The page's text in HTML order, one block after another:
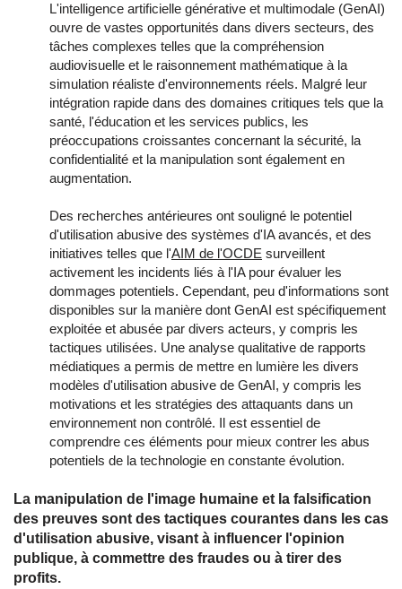
L'intelligence artificielle générative et multimodale (GenAI)
ouvre de vastes opportunités dans divers secteurs, des
tâches complexes telles que la compréhension
audiovisuelle et le raisonnement mathématique à la
simulation réaliste d'environnements réels. Malgré leur
intégration rapide dans des domaines critiques tels que la
santé, l'éducation et les services publics, les
préoccupations croissantes concernant la sécurité, la
confidentialité et la manipulation sont également en
augmentation.
Des recherches antérieures ont souligné le potentiel
d'utilisation abusive des systèmes d'IA avancés, et des
initiatives telles que l'AIM de l'OCDE surveillent
activement les incidents liés à l'IA pour évaluer les
dommages potentiels. Cependant, peu d'informations sont
disponibles sur la manière dont GenAI est spécifiquement
exploitée et abusée par divers acteurs, y compris les
tactiques utilisées. Une analyse qualitative de rapports
médiatiques a permis de mettre en lumière les divers
modèles d'utilisation abusive de GenAI, y compris les
motivations et les stratégies des attaquants dans un
environnement non contrôlé. Il est essentiel de
comprendre ces éléments pour mieux contrer les abus
potentiels de la technologie en constante évolution.
La manipulation de l'image humaine et la falsification
des preuves sont des tactiques courantes dans les cas
d'utilisation abusive, visant à influencer l'opinion
publique, à commettre des fraudes ou à tirer des
profits.